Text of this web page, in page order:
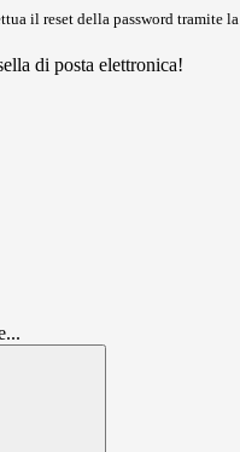
il reset della password tramite la
di posta elettronica!